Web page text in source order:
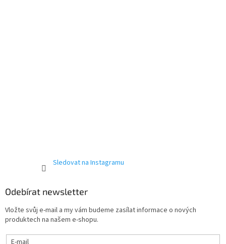
Sledovat na Instagramu
Odebírat newsletter
Vložte svůj e-mail a my vám budeme zasílat informace o nových
produktech na našem e-shopu.
E-mail